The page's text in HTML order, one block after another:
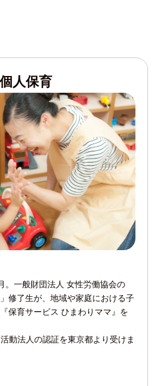
個人保育
。一般財団法人 女性労働協会の
修了生が、地域や家庭における子
保育サービス ひまわりママ』を
動法人の認証を東京都より受けま